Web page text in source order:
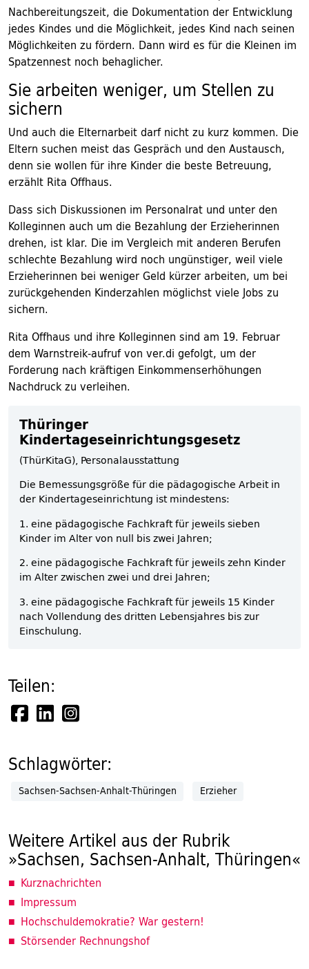
Nachbereitungszeit, die Dokumentation der Entwicklung
jedes Kindes und die Möglichkeit, jedes Kind nach seinen
Möglichkeiten zu fördern. Dann wird es für die Kleinen im
Spatzennest noch behaglicher.
Sie arbeiten weniger, um Stellen zu
sichern
Und auch die Elternarbeit darf nicht zu kurz kommen. Die
Eltern suchen meist das Gespräch und den Austausch,
denn sie wollen für ihre Kinder die beste Betreuung,
erzählt Rita Offhaus.
Dass sich Diskussionen im Personalrat und unter den
Kolleginnen auch um die Bezahlung der Erzieherinnen
drehen, ist klar. Die im Vergleich mit anderen Berufen
schlechte Bezahlung wird noch ungünstiger, weil viele
Erzieherinnen bei weniger Geld kürzer arbeiten, um bei
zurückgehenden Kinderzahlen möglichst viele Jobs zu
sichern.
Rita Offhaus und ihre Kolleginnen sind am 19. Februar
dem Warnstreik-aufruf von ver.di gefolgt, um der
Forderung nach kräftigen Einkommenserhöhungen
Nachdruck zu verleihen.
Thüringer
Kindertageseinrichtungsgesetz
(ThürKitaG), Personalausstattung
Die Bemessungsgröße für die pädagogische Arbeit in
der Kindertageseinrichtung ist mindestens:
1. eine pädagogische Fachkraft für jeweils sieben
Kinder im Alter von null bis zwei Jahren;
2. eine pädagogische Fachkraft für jeweils zehn Kinder
im Alter zwischen zwei und drei Jahren;
3. eine pädagogische Fachkraft für jeweils 15 Kinder
nach Vollendung des dritten Lebensjahres bis zur
Einschulung.
Teilen:
Schlagwörter:
Sachsen-Sachsen-Anhalt-Thüringen Erzieher
Weitere Artikel aus der Rubrik
»Sachsen, Sachsen-Anhalt, Thüringen«
Kurznachrichten
Impressum
Hochschuldemokratie? War gestern!
Störsender Rechnungshof